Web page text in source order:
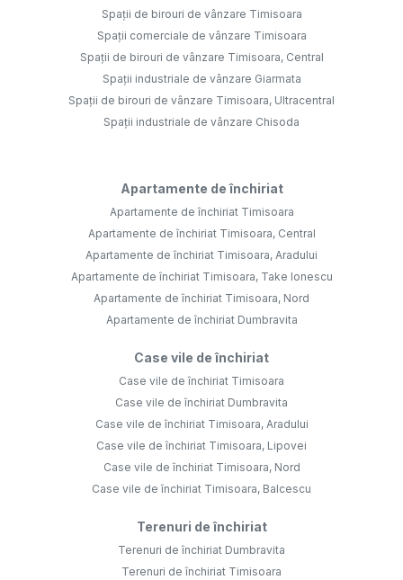
Spații de birouri de vânzare Timisoara
Spații comerciale de vânzare Timisoara
Spații de birouri de vânzare Timisoara, Central
Spații industriale de vânzare Giarmata
Spații de birouri de vânzare Timisoara, Ultracentral
Spații industriale de vânzare Chisoda
Apartamente de închiriat
Apartamente de închiriat Timisoara
Apartamente de închiriat Timisoara, Central
Apartamente de închiriat Timisoara, Aradului
Apartamente de închiriat Timisoara, Take Ionescu
Apartamente de închiriat Timisoara, Nord
Apartamente de închiriat Dumbravita
Case vile de închiriat
Case vile de închiriat Timisoara
Case vile de închiriat Dumbravita
Case vile de închiriat Timisoara, Aradului
Case vile de închiriat Timisoara, Lipovei
Case vile de închiriat Timisoara, Nord
Case vile de închiriat Timisoara, Balcescu
Terenuri de închiriat
Terenuri de închiriat Dumbravita
Terenuri de închiriat Timisoara